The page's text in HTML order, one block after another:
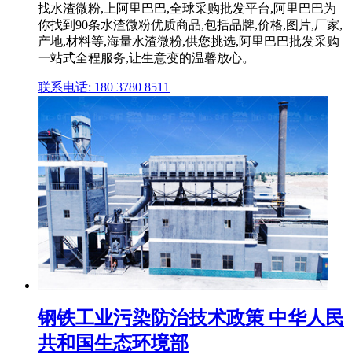
找水渣微粉,上阿里巴巴,全球采购批发平台,阿里巴巴为
你找到90条水渣微粉优质商品,包括品牌,价格,图片,厂家,
产地,材料等,海量水渣微粉,供您挑选,阿里巴巴批发采购
一站式全程服务,让生意变的温馨放心。
联系电话: 180 3780 8511
钢铁工业污染防治技术政策 中华人民
共和国生态环境部